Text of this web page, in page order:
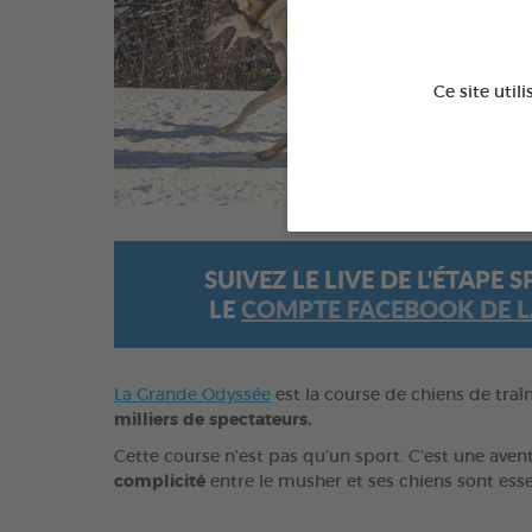
Ce site
SUIVEZ LE LIVE DE L'ÉTAPE
LE COMPTE FACEBOOK DE
La Grande Odyssée est la course de chiens de
milliers de spectateurs.
Cette course n’est pas qu’un sport. C’est une
complicité entre le musher et ses chiens sont